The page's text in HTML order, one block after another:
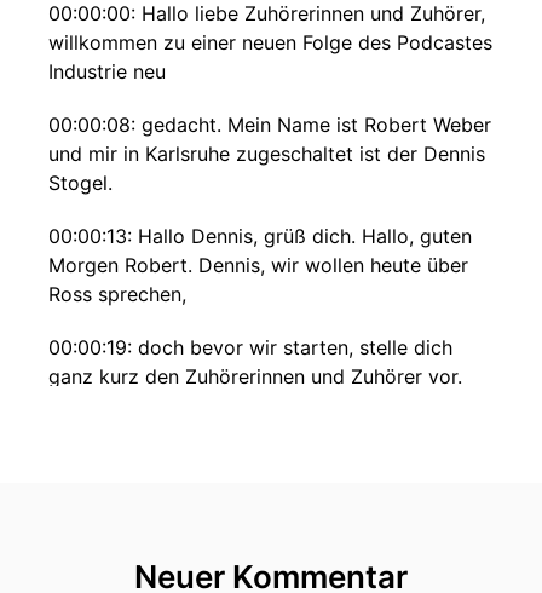
00:00:00: Hallo liebe Zuhörerinnen und Zuhörer,
willkommen zu einer neuen Folge des Podcastes
Industrie neu
00:00:08: gedacht. Mein Name ist Robert Weber
und mir in Karlsruhe zugeschaltet ist der Dennis
Stogel.
00:00:13: Hallo Dennis, grüß dich. Hallo, guten
Morgen Robert. Dennis, wir wollen heute über
Ross sprechen,
00:00:19: doch bevor wir starten, stelle dich
ganz kurz den Zuhörerinnen und Zuhörer vor.
00:00:30: ich bin Geschäftsführer in der
Neuer Kommentar